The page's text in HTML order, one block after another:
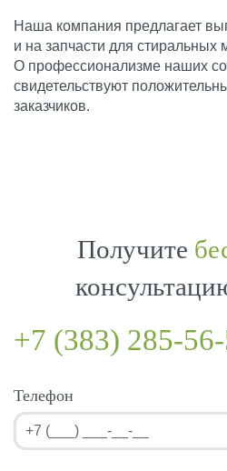
Наша компания предлагает
и на запчасти для стиральных
О профессионализме наших
свидетельствуют
заказчиков.
Получите
+7 (383) 285-
Телефон